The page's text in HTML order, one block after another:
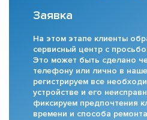
Заявка
На этом этапе клиенты
сервисный центр с
Это может быть сделано
телефону или лично в
регистрируем все
устройстве и его
фиксируем предпочтения
времени и способа